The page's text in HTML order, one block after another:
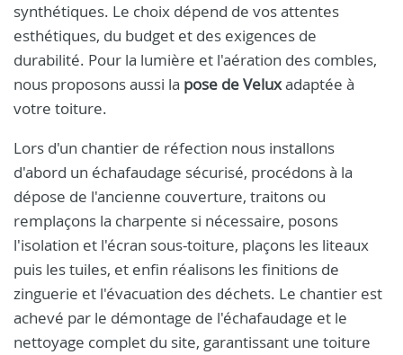
synthétiques. Le choix dépend de vos attentes
esthétiques, du budget et des exigences de
durabilité. Pour la lumière et l'aération des combles,
nous proposons aussi la pose de Veluxadaptée à
votre toiture.
Lors d'un chantier de réfection nous installons
d'abord un échafaudage sécurisé, procédons à la
dépose de l'ancienne couverture, traitons ou
remplaçons la charpente si nécessaire, posons
l'isolation et l'écran sous-toiture, plaçons les liteaux
puis les tuiles, et enfin réalisons les finitions de
zinguerie et l'évacuation des déchets. Le chantier est
achevé par le démontage de l'échafaudage et le
nettoyage complet du site, garantissant une toiture